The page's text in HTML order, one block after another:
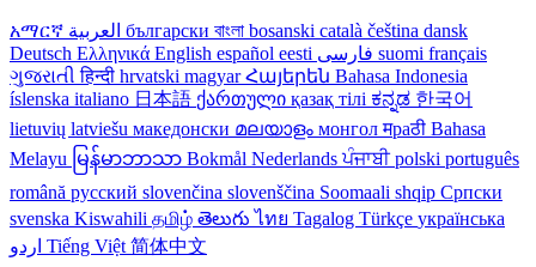
አማርኛ български বাংলা bosanski català čeština dansk
Deutsch Ελληνικά English español eesti suomi français
ગુજરાતીहिन्दी hrvatski magyarՀայերեն Bahasa Indonesia
íslenska italiano 日本語 ქართული қазақ тілі ಕನ್ನಡ 한국어
lietuvių latviešu македонски മലയാളം монголमраठी Bahasa
Melayu မြန်မာဘာသာ Bokmål Nederlandsਪੰਜਾਬੀpolski português
română русский slovenčina slovenščina Soomaali shqip Српски
svenska Kiswahili தமிழ் తెలుగుไทย Tagalog Türkçe українська
Tiếng Việt 简体中文